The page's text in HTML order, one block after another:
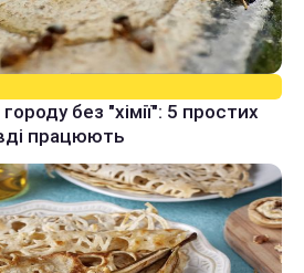
без "хімії": 5 простих
працюють